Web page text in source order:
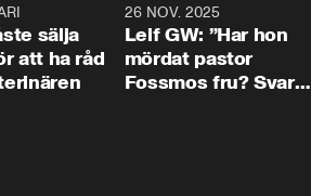
sälja
att ha råd
26 NOV. 2025
Leif GW: ”Har hon
mördat pastor
Fossmos fru? Svar